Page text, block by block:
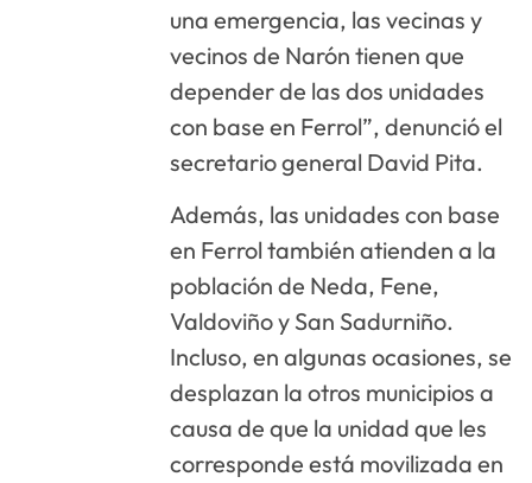
una emergencia, las vecinas y
vecinos de Narón tienen que
depender de las dos unidades
con base en Ferrol”, denunció el
secretario general David Pita.
Además, las unidades con base
en Ferrol también atienden a la
población de Neda, Fene,
Valdoviño y San Sadurniño.
Incluso, en algunas ocasiones, se
desplazan la otros municipios a
causa de que la unidad que les
corresponde está movilizada en